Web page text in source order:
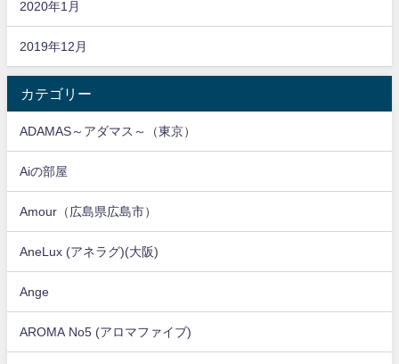
2020年1月
2019年12月
カテゴリー
ADAMAS～アダマス～（東京）
Aiの部屋
Amour（広島県広島市）
AneLux (アネラグ)(大阪)
Ange
AROMA No5 (アロマファイブ)